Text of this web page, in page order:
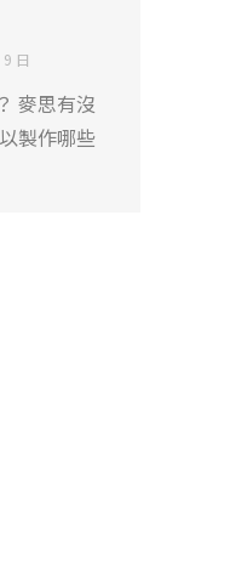
日
麥思有沒
製作哪些